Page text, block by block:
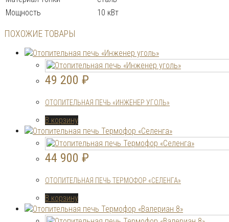
Мощность
10 кВт
ПОХОЖИЕ ТОВАРЫ
49 200 ₽
ОТОПИТЕЛЬНАЯ ПЕЧЬ «ИНЖЕНЕР УГОЛЬ»
В корзину
44 900 ₽
ОТОПИТЕЛЬНАЯ ПЕЧЬ ТЕРМОФОР «СЕЛЕНГА»
В корзину